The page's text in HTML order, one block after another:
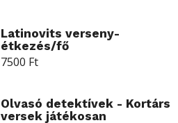
Latinovits verseny-
étkezés/fő
7500 Ft
Olvasó detektívek - Kortárs
versek játékosan